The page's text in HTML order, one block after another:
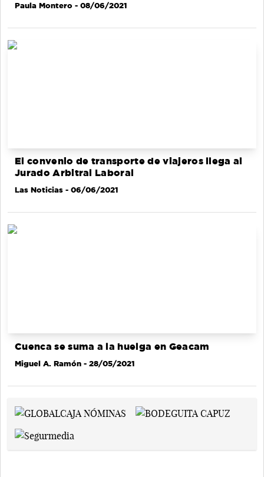
Paula Montero - 08/06/2021
El convenio de transporte de viajeros llega al
Jurado Arbitral Laboral
Las Noticias - 06/06/2021
Cuenca se suma a la huelga en Geacam
Miguel A. Ramón - 28/05/2021